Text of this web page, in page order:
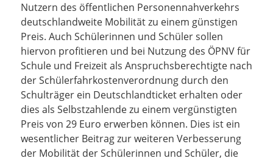
Nutzern des öffentlichen Personennahverkehrs
deutschlandweite Mobilität zu einem günstigen
Preis. Auch Schülerinnen und Schüler sollen
hiervon profitieren und bei Nutzung des ÖPNV für
Schule und Freizeit als Anspruchsberechtigte nach
der Schülerfahrkostenverordnung durch den
Schulträger ein Deutschlandticket erhalten oder
dies als Selbstzahlende zu einem vergünstigten
Preis von 29 Euro erwerben können. Dies ist ein
wesentlicher Beitrag zur weiteren Verbesserung
der Mobilität der Schülerinnen und Schüler, die